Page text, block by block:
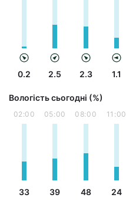
0.2 2.5 2.3 1.1
Вологість сьогодні (%)
02:00
33
05:00
39
08:00
48
11:00
24